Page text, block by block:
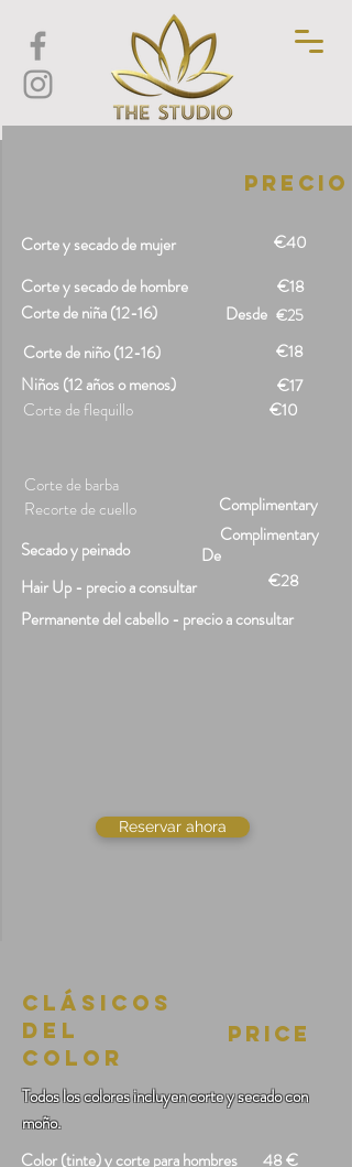
Precio
Corte y secado de mujer
€40
Corte y secado de hombre
Corte de niña (12-16)
€18
Desde €25
Corte de niño (12-16)
Niños (12 años o menos)
Corte de flequillo
Corte de barba
€18
€17
€10
Recorte de cuello
Secado y peinado
De
Hair Up - precio a consultar
Permanente del cabello - precio a consultar
Reservar ahora
Complimentary
Complimentary
€28
CLÁSICOS
DEL
COLOR
Todos los colores incluyen corte y secado con
moño.
Color (tinte) y corte para hombres
48 €
Price